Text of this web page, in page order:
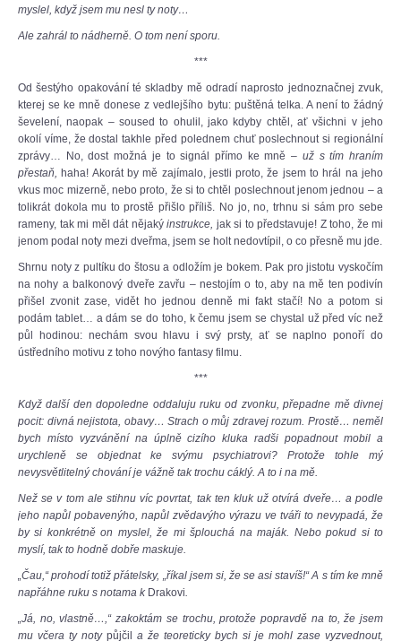
myslel, když jsem mu nesl ty noty…
Ale zahrál to nádherně. O tom není sporu.
***
Od šestýho opakování té skladby mě odradí naprosto jednoznačnej zvuk,
kterej se ke mně donese z vedlejšího bytu: puštěná telka. A není to žádný
ševelení, naopak – soused to ohulil, jako kdyby chtěl, ať všichni v jeho
okolí víme, že dostal takhle před polednem chuť poslechnout si regionální
zprávy… No, dost možná je to signál přímo ke mně – už s tím hraním
přestaň, haha! Akorát by mě zajímalo, jestli proto, že jsem to hrál na jeho
vkus moc mizerně, nebo proto, že si to chtěl poslechnout jenom jednou – a
tolikrát dokola mu to prostě přišlo příliš. No jo, no, trhnu si sám pro sebe
rameny, tak mi měl dát nějaký instrukce, jak si to představuje! Z toho, že mi
jenom podal noty mezi dveřma, jsem se holt nedovtípil, o co přesně mu jde.
Shrnu noty z pultíku do štosu a odložím je bokem. Pak pro jistotu vyskočím
na nohy a balkonový dveře zavřu – nestojím o to, aby na mě ten podivín
přišel zvonit zase, vidět ho jednou denně mi fakt stačí! No a potom si
podám tablet… a dám se do toho, k čemu jsem se chystal už před víc než
půl hodinou: nechám svou hlavu i svý prsty, ať se naplno ponoří do
ústředního motivu z toho novýho fantasy filmu.
***
Když další den dopoledne oddaluju ruku od zvonku, přepadne mě divnej
pocit: divná nejistota, obavy… Strach o můj zdravej rozum. Prostě… neměl
bych místo vyzvánění na úplně cizího kluka radši popadnout mobil a
urychleně se objednat ke svýmu psychiatrovi? Protože tohle mý
nevysvětlitelný chování je vážně tak trochu cáklý. A to i na mě.
Než se v tom ale stihnu víc povrtat, tak ten kluk už otvírá dveře… a podle
jeho napůl pobavenýho, napůl zvědavýho výrazu ve tváři to nevypadá, že
by si konkrétně on myslel, že mi šplouchá na maják. Nebo pokud si to
myslí, tak to hodně dobře maskuje.
„Čau,“ prohodí totiž přátelsky, „říkal jsem si, že se asi stavíš!“ A s tím ke mně
napřáhne ruku s notama k Drakovi.
„Já, no, vlastně…,“ zakoktám se trochu, protože popravdě na to, že jsem
mu včera ty noty půjčil
a že teoreticky bych si je mohl zase vyzvednout,